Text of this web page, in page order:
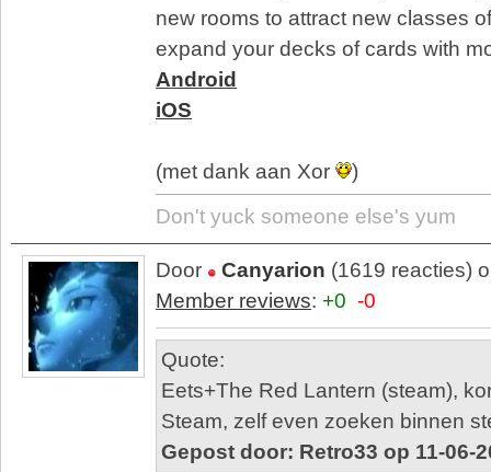
new rooms to attract new classes
expand your decks of cards with
Android
iOS
(met dank aan Xor
)
Don't yuck someone else's yum
Door Canyarion (1619 reacties)
Member reviews: +0 -0
Quote:
Eets+The Red Lantern (steam),
Steam, zelf even zoeken binnen
Gepost door: Retro33 op 11-06-